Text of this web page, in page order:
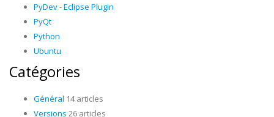
PyDev - Eclipse Plugin
PyQt
Python
Ubuntu
Catégories
Général 14 articles
Versions 26 articles